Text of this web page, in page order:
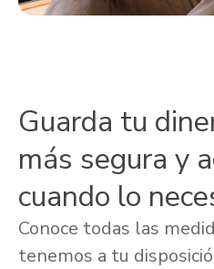
Guarda tu
más segura y
cuando lo
Conoce todas las
tenemos a tu